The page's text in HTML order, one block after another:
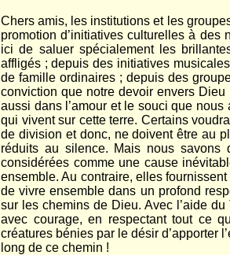
Chers amis, les institutions et les
promotion d’initiatives culturelles à
ici de saluer spécialement les
affligés ; depuis des initiatives
de famille ordinaires ; depuis des
conviction que notre devoir envers
aussi dans l’amour et le souci que
qui vivent sur cette terre. Certains
de division et donc, ne doivent être au
réduits au silence. Mais nous savons
considérées comme une cause
ensemble. Au contraire, elles
de vivre ensemble dans un profond
sur les chemins de Dieu. Avec l’aide
avec courage, en respectant tout ce
créatures bénies par le désir d’apporter
long de ce chemin !